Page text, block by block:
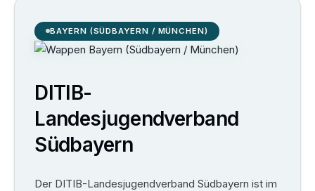
BAYERN (SÜDBAYERN / MÜNCHEN)
DITIB-
Landesjugendverband
Südbayern
Der DITIB-Landesjugendverband Südbayern ist im